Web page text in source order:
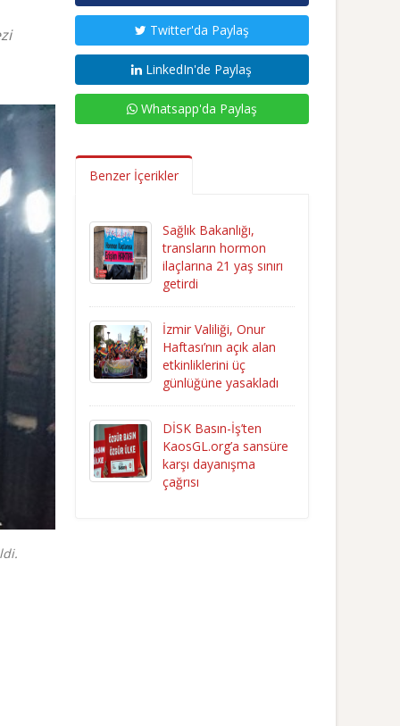
Twitter'da Paylaş
LinkedIn'de Paylaş
Whatsapp'da Paylaş
Benzer İçerikler
Sağlık Bakanlığı,
transların hormon
ilaçlarına 21 yaş sınırı
getirdi
İzmir Valiliği, Onur
Haftası’nın açık alan
etkinliklerini üç
günlüğüne yasakladı
DİSK Basın-İş’ten
KaosGL.org’a sansüre
karşı dayanışma
çağrısı